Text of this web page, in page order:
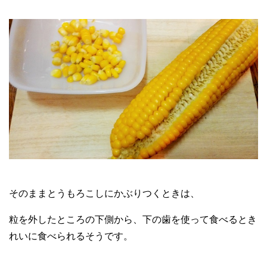
そのままとうもろこしにかぶりつくときは、
粒を外したところの下側から、下の歯を使って食べるとき
れいに食べられるそうです。